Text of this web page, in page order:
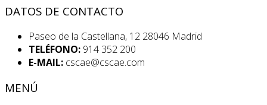
DATOS DE CONTACTO
Paseo de la Castellana, 12 28046 Madrid
TELÉFONO: 914 352 200
E-MAIL: cscae@cscae.com
MENÚ